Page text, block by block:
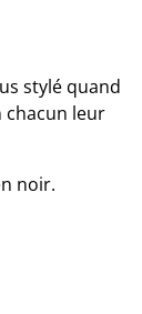
stylé quand
chacun leur
noir.